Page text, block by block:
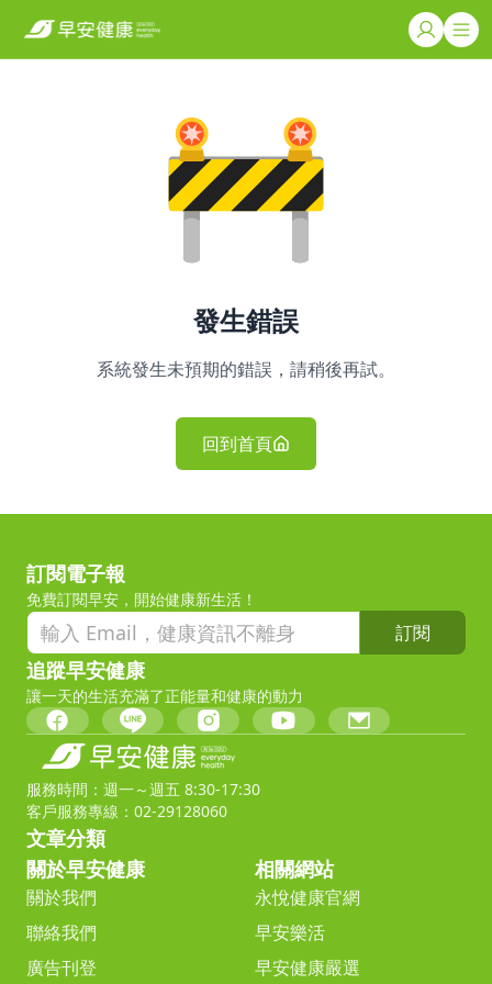
發生錯誤
系統發生未預期的錯誤，請稍後再試。
回到首頁
訂閱電子報
免費訂閱早安，開始健康新生活！
訂閱
追蹤早安健康
讓一天的生活充滿了正能量和健康的動力
服務時間：週一～週五 8:30-17:30
客戶服務專線：02-29128060
文章分類
關於早安健康
關於我們
聯絡我們
廣告刊登
相關網站
永悅健康官網
早安樂活
早安健康嚴選